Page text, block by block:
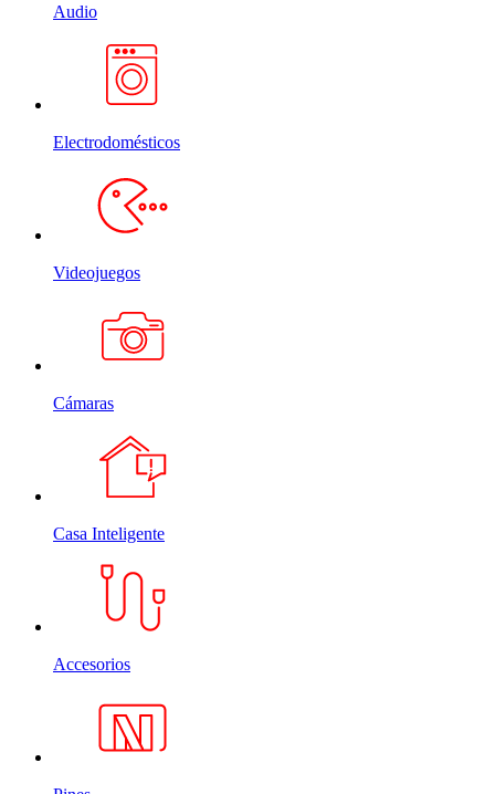
Audio
Electrodomésticos
Videojuegos
Cámaras
Casa Inteligente
Accesorios